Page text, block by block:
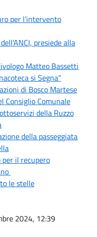
per l’intervento
presiede alla
Matteo Bassetti
si Segna”
di Bosco Martese
Consiglio Comunale
della Ruzzo
della passeggiata
il recupero
le stelle
2024, 12:39